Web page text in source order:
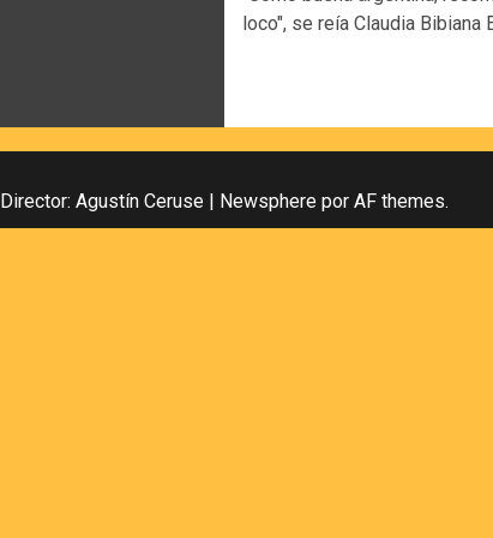
loco", se reía Claudia Bibiana
Director: Agustín Ceruse | Newsphere por AF themes.